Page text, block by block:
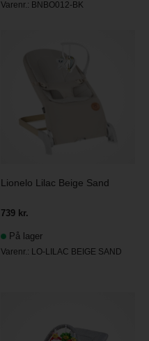
Varenr.: BNBO012-BK
Lionelo Lilac Beige Sand
739 kr.
På lager
Varenr.: LO-LILAC BEIGE SAND